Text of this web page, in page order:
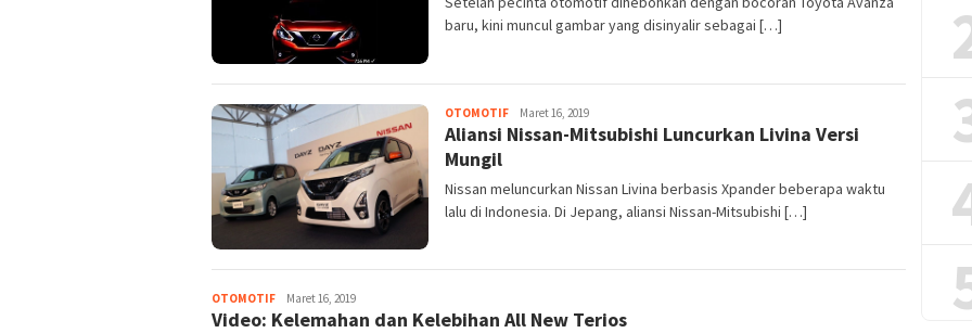
baru, kini muncul gambar yang disinyalir sebagai […]
OTOMOTIF Merdeka17
Maret 16, 2019
Aliansi Nissan-Mitsubishi Luncurkan Livina Versi
Mungil
Nissan meluncurkan Nissan Livina berbasis Xpander beberapa waktu
lalu di Indonesia. Di Jepang, aliansi Nissan-Mitsubishi […]
OTOMOTIF Merdeka17
Maret 16, 2019
Video: Kelemahan dan Kelebihan All New Terios